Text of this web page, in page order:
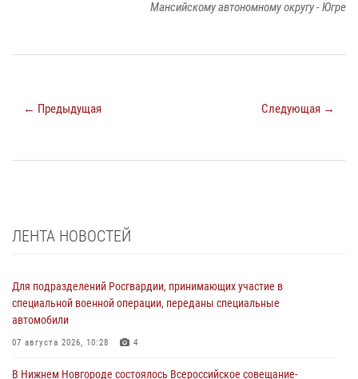
Мансийскому автономному округу - Югре
← Предыдущая Следующая →
ЛЕНТА НОВОСТЕЙ
Для подразделений Росгвардии, принимающих участие в
специальной военной операции, переданы специальные
автомобили
07 августа 2026, 10:28 4
В Нижнем Новгороде состоялось Всероссийское совещание-